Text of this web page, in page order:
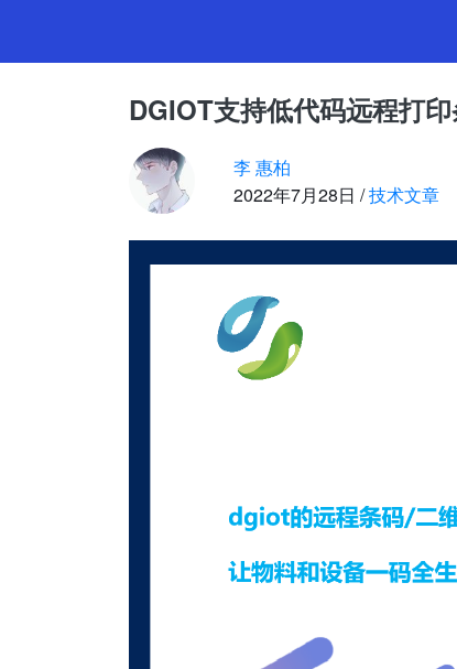
DGIOT支持低代码远程打
李 惠柏
2022年7月28日 /技术文章